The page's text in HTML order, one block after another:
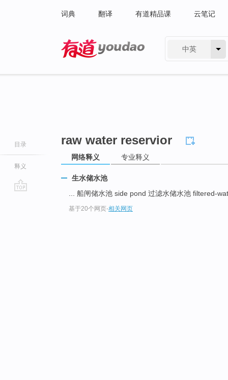
词典 翻译 有道精品课 云笔记
中英
目录
释义
raw water reservior
网络释义 专业释义
生水储水池
... 船闸储水池 side pond 过滤水储水池 filtered-
基于20个网页-相关网页